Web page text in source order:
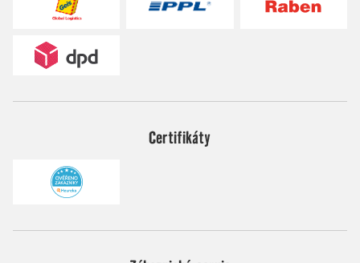
Certifikáty